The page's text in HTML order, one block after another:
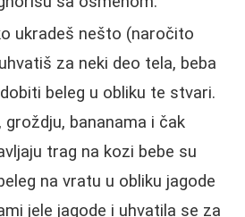
ukradeš nešto (naročito
za neki deo tela, beba
beleg u obliku te stvari.
groždju, bananama i čak
trag na kozi bebe su
na vratu u obliku jagode
jele jagode i uhvatila se za